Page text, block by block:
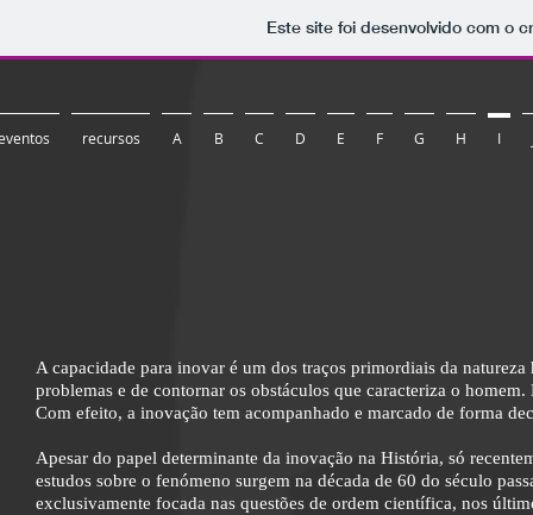
Este site foi desenvolvido com o
A capacidade para inovar é um dos traços primordiais da
problemas e de contornar os obstáculos que caracteriza o
Com efeito, a inovação tem acompanhado e marcado de forma
Apesar do papel determinante da inovação na História, só
estudos sobre o fenómeno surgem na década de 60 do século
exclusivamente focada nas questões de ordem científica, nos
recursos A B C D E F G H I